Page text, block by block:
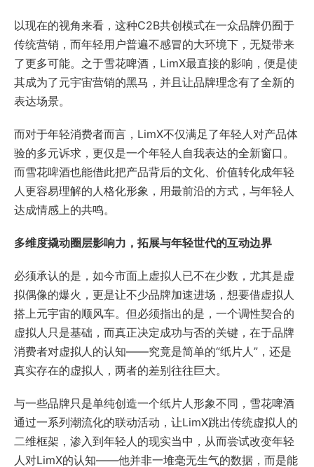
以现在的视角来看，这种C2B共创模式在一众品牌仍囿于
传统营销，而年轻用户普遍不感冒的大环境下，无疑带来
了更多可能。之于雪花啤酒，LimX最直接的影响，便是使
其成为了元宇宙营销的黑马，并且让品牌理念有了全新的
表达场景。
而对于年轻消费者而言，LimX不仅满足了年轻人对产品体
验的多元诉求，更仅是一个年轻人自我表达的全新窗口。
而雪花啤酒也能借此把产品背后的文化、价值转化成年轻
人更容易理解的人格化形象，用最前沿的方式，与年轻人
达成情感上的共鸣。
多维度撬动圈层影响力，拓展与年轻世代的互动边界
必须承认的是，如今市面上虚拟人已不在少数，尤其是虚
拟偶像的爆火，更是让不少品牌加速进场，想要借虚拟人
搭上元宇宙的顺风车。但必须指出的是，一个调性契合的
虚拟人只是基础，而真正决定成功与否的关键，在于品牌
消费者对虚拟人的认知——究竟是简单的“纸片人”，还是
真实存在的虚拟人，两者的差别往往巨大。
与一些品牌只是单纯创造一个纸片人形象不同，雪花啤酒
通过一系列潮流化的联动活动，让LimX跳出传统虚拟人的
二维框架，渗入到年轻人的现实当中，从而尝试改变年轻
人对LimX的认知——他并非一堆毫无生气的数据，而是能